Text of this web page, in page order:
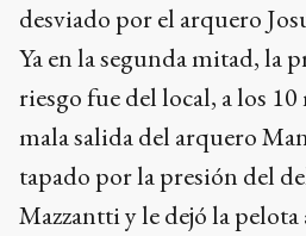
desviado por el arquero
Ya en la segunda mitad, la
riesgo fue del local, a los
mala salida del arquero
tapado por la presión del
Mazzantti y le dejó la pelota